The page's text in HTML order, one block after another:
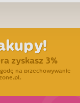
zyskasz 3%
na przechowywanie